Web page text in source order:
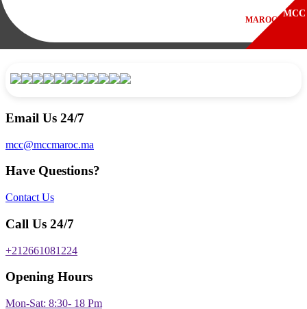
Email Us 24/7
mcc@mccmaroc.ma
Have Questions?
Contact Us
Call Us 24/7
+212661081224
Opening Hours
Mon-Sat: 8:30- 18 Pm